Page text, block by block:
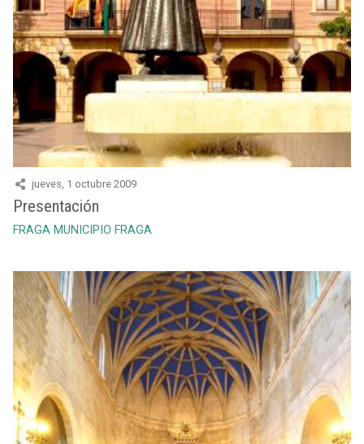
jueves, 1 octubre 2009
Presentación
FRAGA MUNICIPIO FRAGA